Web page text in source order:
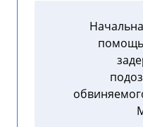
помощь